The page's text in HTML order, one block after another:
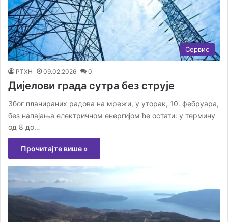
Сервис
РТХН 09.02.2026 0
Дијелови града сутра без струје
Због планираних радова на мрежи, у уторак, 10. фебруара,
без напајања електричном енергијом ће остати: у термину
од 8 до…
Прочитајте више »